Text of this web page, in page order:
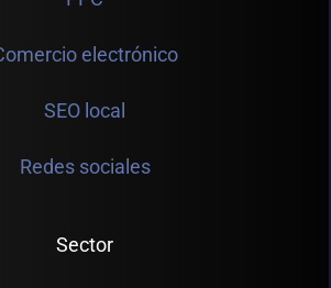
electrónico
SEO local
Redes sociales
Sector